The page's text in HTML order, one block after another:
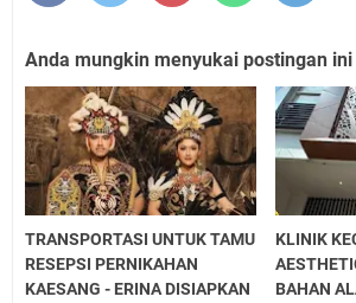
Anda mungkin menyukai postingan ini
TRANSPORTASI UNTUK TAMU
RESEPSI PERNIKAHAN
KAESANG - ERINA DISIAPKAN
KLINIK
BAHAN